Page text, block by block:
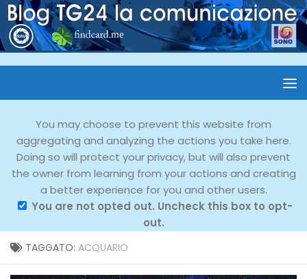
You may choose to prevent this website from
aggregating and analyzing the actions you take here.
Doing so will protect your privacy, but will also prevent
the owner from learning from your actions and creating
a better experience for you and other users.
You are not opted out. Uncheck this box to opt-
out.
TAGGATO: ACQUARIO